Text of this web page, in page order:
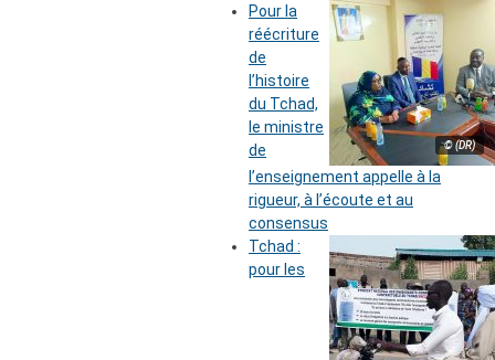
© (DR)
Pour la
réécriture
de
l’histoire
du Tchad,
le ministre
de
l’enseignement appelle à la
rigueur, à l’écoute et au
consensus
Tchad :
pour les